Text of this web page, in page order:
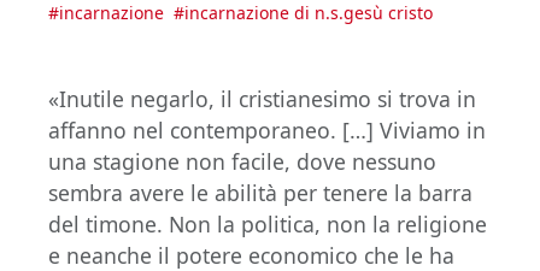
#incarnazione #incarnazione di n.s.gesù cristo
«Inutile negarlo, il cristianesimo si trova in
affanno nel contemporaneo. […] Viviamo in
una stagione non facile, dove nessuno
sembra avere le abilità per tenere la barra
del timone. Non la politica, non la religione
e neanche il potere economico che le ha